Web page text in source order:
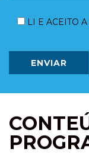
leave
empty.
LI E ACEITO A
ENVIAR